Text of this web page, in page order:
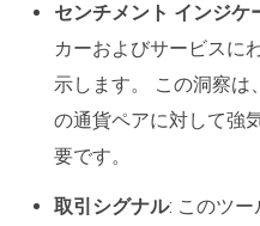
センチメント インジケ
カーおよびサービスに
示します。 この洞察は
の通貨ペアに対して強
要です。
取引シグナル: このツ